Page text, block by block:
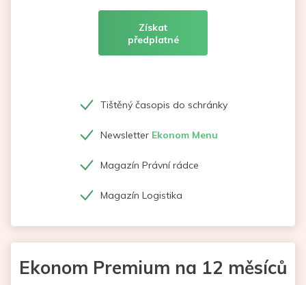
Získat
předplatné
Tištěný časopis do schránky
Newsletter Ekonom Menu
Magazín Právní rádce
Magazín Logistika
Ekonom Premium na 12 měsíců